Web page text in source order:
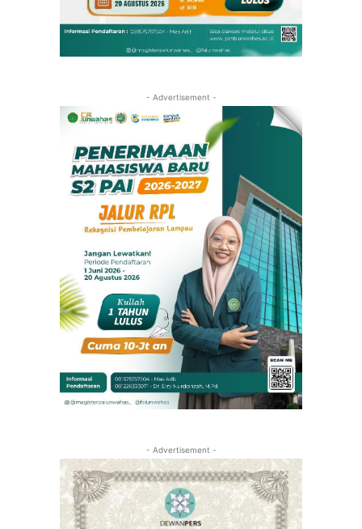
- Advertisement -
- Advertisement -